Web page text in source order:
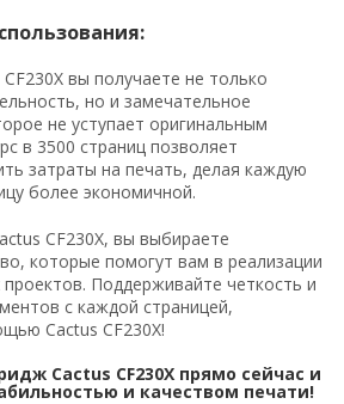
вы получаете не только
но и замечательное
не уступает оригинальным
в 3500 страниц позволяет
затраты на печать, делая каждую
более экономичной.
CF230X, вы выбираете
которые помогут вам в реализации
Поддерживайте четкость и
с каждой страницей,
Cactus CF230X!
Cactus CF230X прямо сейчас и
и качеством печати!